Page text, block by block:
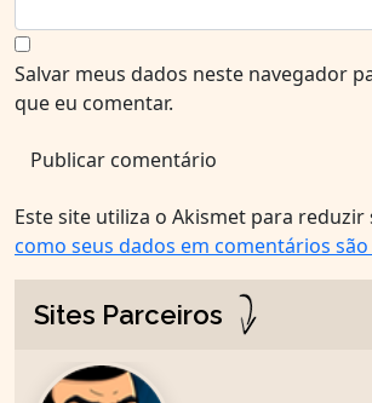
Salvar meus dados neste navegador
que eu comentar.
Este site utiliza o Akismet para reduzir
como seus dados em comentários
Sites Parceiros